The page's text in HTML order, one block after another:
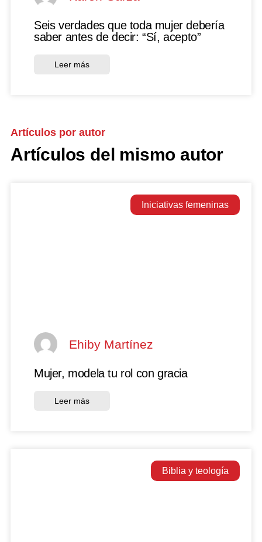
Seis verdades que toda mujer debería
saber antes de decir: “Sí, acepto”
Leer más
Artículos por autor
Artículos del mismo autor
Iniciativas femeninas
Ehiby Martínez
Mujer, modela tu rol con gracia
Leer más
Biblia y teología